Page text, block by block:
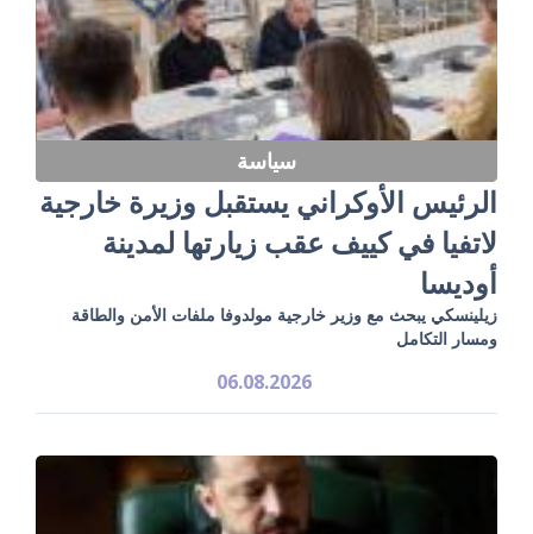
سياسة
الرئيس الأوكراني يستقبل وزيرة خارجية
لاتفيا في كييف عقب زيارتها لمدينة
أوديسا
زيلينسكي يبحث مع وزير خارجية مولدوفا ملفات الأمن والطاقة
ومسار التكامل
06.08.2026